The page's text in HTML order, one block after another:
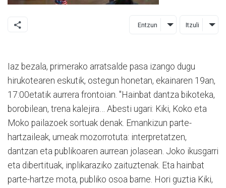
Entzun Itzuli
Iaz bezala, primerako arratsalde pasa izango dugu
hirukotearen eskutik, ostegun honetan, ekainaren 19an,
17:00etatik aurrera frontoian. "Hainbat dantza bikoteka,
borobilean, trena kalejira… Abesti ugari: Kiki, Koko eta
Moko pailazoek sortuak denak. Emankizun parte-
hartzaileak, umeak mozorrotuta: interpretatzen,
dantzan eta publikoaren aurrean jolasean. Joko ikusgarri
eta dibertituak, inplikaraziko zaituztenak. Eta hainbat
parte-hartze mota, publiko osoa barne. Hori guztia Kiki,